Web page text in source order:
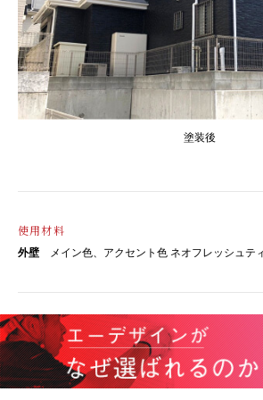
塗装後
使用材料
外壁 メイン色、アクセント色 ネオフレッシュテ